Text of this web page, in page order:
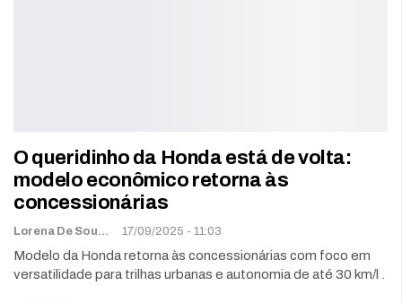
O queridinho da Honda está de volta:
modelo econômico retorna às
concessionárias
Lorena De Sousa 17/09/2025 - 11:03
Modelo da Honda retorna às concessionárias com foco em
versatilidade para trilhas urbanas e autonomia de até 30 km/l .